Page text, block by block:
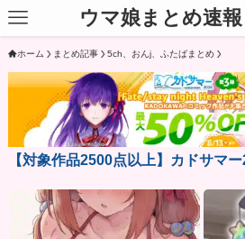
ウマ娘まとめ速
ホーム まとめ記事 5ch、おんj、ふたばまとめ
【対象作品2500点以上】カドサマ